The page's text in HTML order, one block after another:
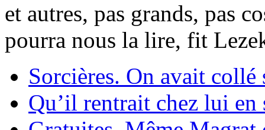
et autres, pas grands, pas
pourra nous la lire, fit
Sorcières. On avait collé
Qu’il rentrait chez lui en